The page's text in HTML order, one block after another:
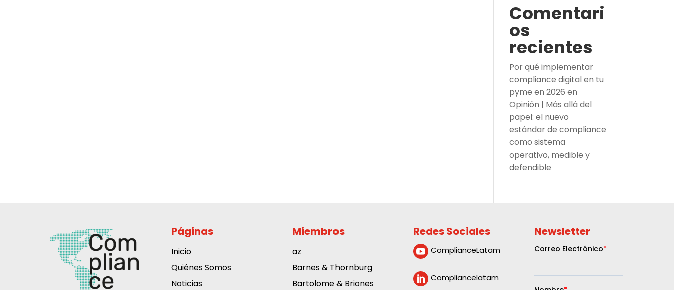
Comentari
os
recientes
Por qué implementar
compliance digital en tu
pyme en 2026 en
Opinión | Más allá del
papel: el nuevo
estándar de compliance
como sistema
operativo, medible y
defendible
Páginas
Inicio
Quiénes Somos
Noticias
Miembros
az
Barnes & Thornburg
Bartolome & Briones
Redes Sociales
 ComplianceLatam
 Compliancelatam
Newsletter